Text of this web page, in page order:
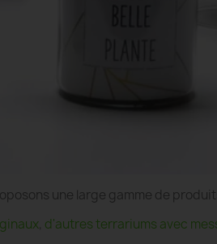
une large gamme de
, d'autres terrariums avec